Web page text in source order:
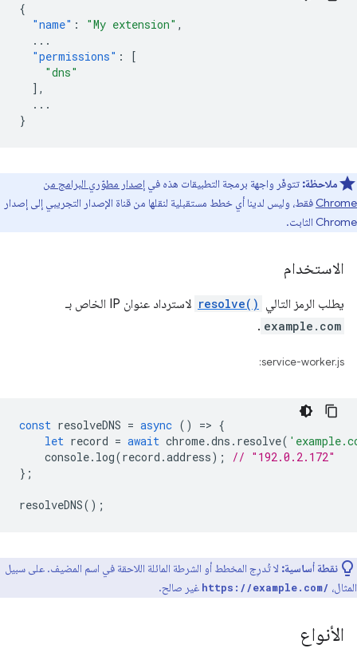
{
"name" : "My extension" ,
...
"permissions" :
[
"dns"
],
...
}
ملاحظة: تتوفّر واجهة برمجة التطبيقات هذه في إصدار مطوّري البرامج من
Chrome فقط، وليس لدينا أي خطط مستقبلية لنقلها من قناة الإصدار التجريبي إلى إصدار
Chrome الثابت.
الاستخدام
يطلب الرمز التالي resolve() لاسترداد عنوان IP الخاص بـ
example.com
.
service-worker.js:
const resolveDNS = async () => {
let record = await chrome.dns . resolve(
console. log(record .address);
// "192.0.2.172"
};
resolveDNS();
نقطة أساسية: لا تُدرِج المخطط أو الشرطة المائلة اللاحقة في اسم المضيف. على سبيل
المثال، https://example.com/ غير صالح.
الأنواع